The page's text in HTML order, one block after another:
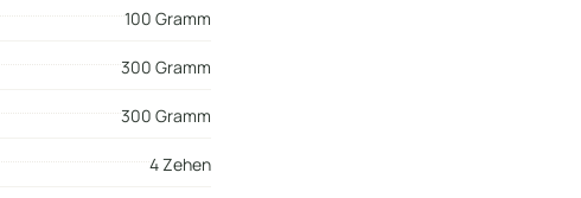
100 Gramm
300 Gramm
300 Gramm
4 Zehen